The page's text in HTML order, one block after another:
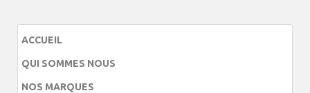
ACCUEIL
QUI SOMMES NOUS
NOS MARQUES